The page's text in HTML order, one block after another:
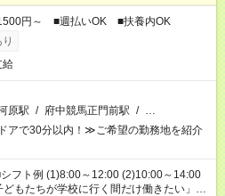
円～ ■週払いOK ■扶養内OK
給
原駅 / 府中競馬正門前駅 / …
アで30分以内！≫ご希望の勤務地を紹介